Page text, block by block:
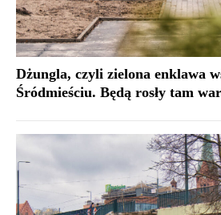
Dżungla, czyli zielona enklawa
Śródmieściu. Będą rosły tam